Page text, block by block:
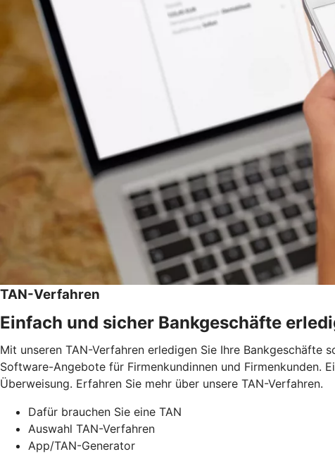
TAN-Verfahren
Einfach und sicher Bankgeschäfte
Mit unseren TAN-Verfahren erledigen Sie Ihre Bankgeschäfte
Software-Angebote für Firmenkundinnen und Firmenkunden.
Überweisung. Erfahren Sie mehr über unsere TAN-Verfahren.
Dafür brauchen Sie eine TAN
Auswahl TAN-Verfahren
App/TAN-Generator